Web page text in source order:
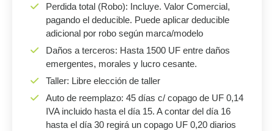
Perdida total (Robo): Incluye. Valor Comercial,
pagando el deducible. Puede aplicar deducible
adicional por robo según marca/modelo
Daños a terceros: Hasta 1500 UF entre daños
emergentes, morales y lucro cesante.
Taller: Libre elección de taller
Auto de reemplazo: 45 días c/ copago de UF 0,14
IVA incluido hasta el día 15. A contar del día 16
hasta el día 30 regirá un copago UF 0,20 diarios